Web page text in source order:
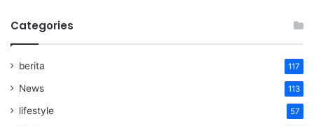
Categories
berita 117
News 113
lifestyle 57